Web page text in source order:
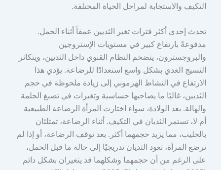
التكيف والاستجابة لمراحل الحياة المختلفة.
تحدث إحدى أكثر فترات تغير الثديين عمقاً أثناء الحمل.
مدفوعةً بارتفاع كبير في مستويات الإستروجين
والبروجسترون، يتضخم النظام القنوي داخل الثديين، ويتكاثر
النسيج الغدي بشكل واسع استعدادًا للرضاعة. يؤدي هذا
الارتفاع في النشاط الهرموني إلى زيادة ملحوظة في حجم
الثديين، غالبًا ما يصاحبها حساسية وتغيرات في تصبغ الحلمة
والهالة. بعد الولادة، سواء اختارت المرأة الرضاعة الطبيعية
أم لا، تستمر الثديان في التكيف. أثناء الرضاعة، تمتلئان
بالحليب، مما يزيد حجمهما أكثر. بعد توقف الرضاعة، أو إذا لم
ترضع المرأة، تعود الثديان تدريجيًا إلى حالة ما قبل الحمل،
على الرغم من أن حجمهما وشكلهما قد يتغيران بشكل دائم